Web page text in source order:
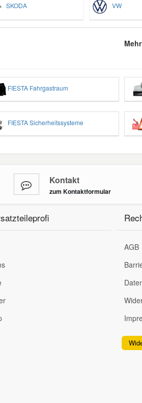
SKODA VW
FIESTA Fahrgastraum
FIESTA Sicherheitssysteme
Kontakt
zum Kontaktformular
AGB